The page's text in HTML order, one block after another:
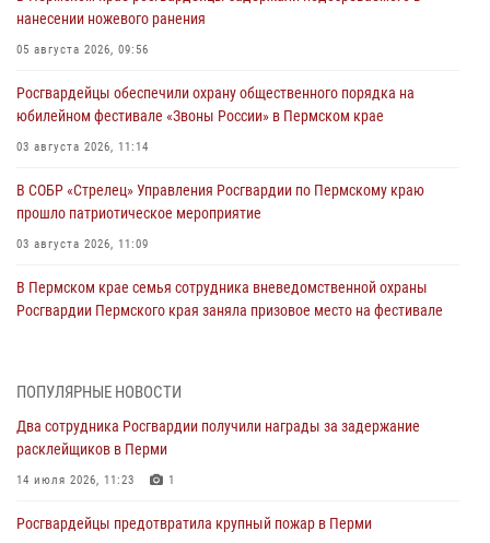
нанесении ножевого ранения
05 августа 2026, 09:56
Росгвардейцы обеспечили охрану общественного порядка на
юбилейном фестивале «Звоны России» в Пермском крае
03 августа 2026, 11:14
В СОБР «Стрелец» Управления Росгвардии по Пермскому краю
прошло патриотическое мероприятие
03 августа 2026, 11:09
В Пермском крае семья сотрудника вневедомственной охраны
Росгвардии Пермского края заняла призовое место на фестивале
юных спортсменов
03 августа 2026, 10:59
30 июля 2026, 05:19
ПОПУЛЯРНЫЕ НОВОСТИ
Два сотрудника Росгвардии получили награды за задержание
расклейщиков в Перми
14 июля 2026, 11:23 1
Росгвардейцы предотвратила крупный пожар в Перми